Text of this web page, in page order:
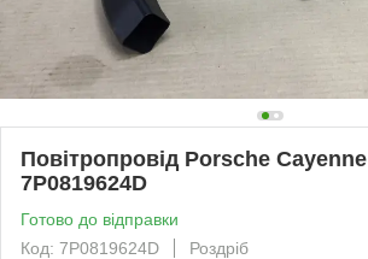
Повітропровід Porsche
7P0819624D
Готово до відправки
Код: 7P0819624D
Роздріб